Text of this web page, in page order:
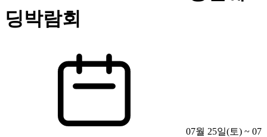
딩박람회
07월 25일(토) ~ 07